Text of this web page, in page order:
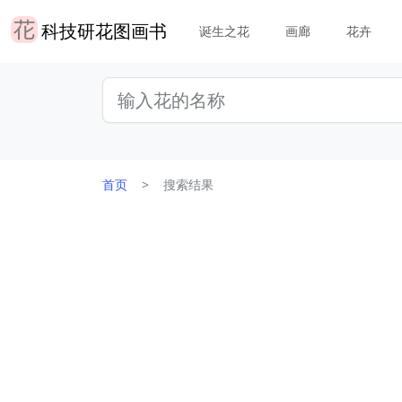
科技研花图画书 诞生之花 画廊 花卉
首页 搜索结果